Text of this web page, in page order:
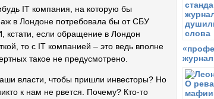
IT компания, на которую бы
в Лондоне потребовала бы от СБУ
если обращение в Лондон
то с IT компанией – это ведь вполне
такое не предусмотрено.
власти, чтобы пришли инвесторы? Но
к нам не рвется. Почему? Кто-то